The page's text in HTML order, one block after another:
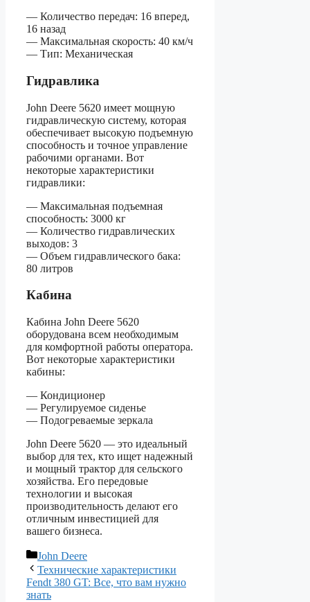
— Количество передач: 16 вперед,
16 назад
— Максимальная скорость: 40 км/ч
— Тип: Механическая
Гидравлика
John Deere 5620 имеет мощную
гидравлическую систему, которая
обеспечивает высокую подъемную
способность и точное управление
рабочими органами. Вот
некоторые характеристики
гидравлики:
— Максимальная подъемная
способность: 3000 кг
— Количество гидравлических
выходов: 3
— Объем гидравлического бака:
80 литров
Кабина
Кабина John Deere 5620
оборудована всем необходимым
для комфортной работы оператора.
Вот некоторые характеристики
кабины:
— Кондиционер
— Регулируемое сиденье
— Подогреваемые зеркала
John Deere 5620 — это идеальный
выбор для тех, кто ищет надежный
и мощный трактор для сельского
хозяйства. Его передовые
технологии и высокая
производительность делают его
отличным инвестицией для
вашего бизнеса.
Рубрики
John Deere
Технические характеристики
Fendt 380 GT: Все, что вам нужно
знать